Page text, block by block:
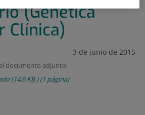
(Genética
Clínica)
3 de junio de 2015
documento adjunto.
(14.6KB)(1 página)